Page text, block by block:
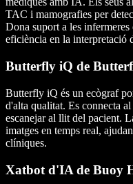
TAC i mamografies per
Dona suport a les
eficiència en la interpretació
Butterfly iQ de
Butterfly iQ és un ecògraf
d'alta qualitat. Es connecta
escanejar al llit del pacient.
imatges en temps real,
clíniques.
Xatbot d'IA de Buoy